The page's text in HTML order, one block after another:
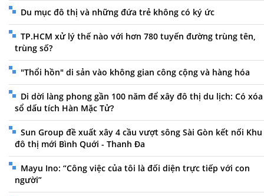
Du mục đô thị và những đứa trẻ không có ký ức
TP.HCM xử lý thế nào với hơn 780 tuyến đường trùng tên,
trùng số?
"Thổi hồn" di sản vào không gian công cộng và hàng hóa
Di dời làng phong gần 100 năm để xây đô thị du lịch: Có xóa
sổ dấu tích Hàn Mặc Tử?
Sun Group đề xuất xây 4 cầu vượt sông Sài Gòn kết nối Khu
đô thị mới Bình Quới - Thanh Đa
Mayu Ino: “Công việc của tôi là đối diện trực tiếp với con
người”